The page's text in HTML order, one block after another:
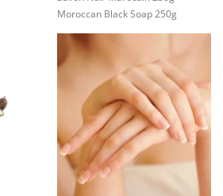
Moroccan Black Soap 250g